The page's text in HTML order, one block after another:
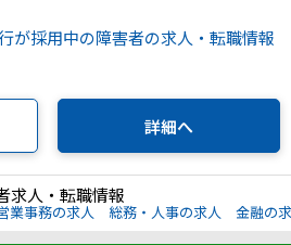
が採用中の障害者の求人・転職情報
詳細へ
求人・転職情報
業事務の求人 総務・人事の求人 金融の